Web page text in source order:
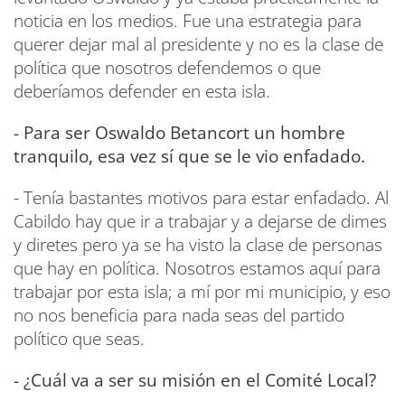
noticia en los medios. Fue una estrategia para
querer dejar mal al presidente y no es la clase de
política que nosotros defendemos o que
deberíamos defender en esta isla.
- Para ser Oswaldo Betancort un hombre
tranquilo, esa vez sí que se le vio enfadado.
- Tenía bastantes motivos para estar enfadado. Al
Cabildo hay que ir a trabajar y a dejarse de dimes
y diretes pero ya se ha visto la clase de personas
que hay en política. Nosotros estamos aquí para
trabajar por esta isla; a mí por mi municipio, y eso
no nos beneficia para nada seas del partido
político que seas.
- ¿Cuál va a ser su misión en el Comité Local?